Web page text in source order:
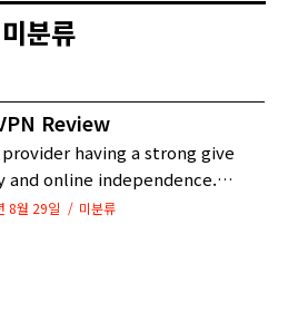
기구독 신청
미분류
Review
having a strong give
online independence.…
8월 29일 미분류